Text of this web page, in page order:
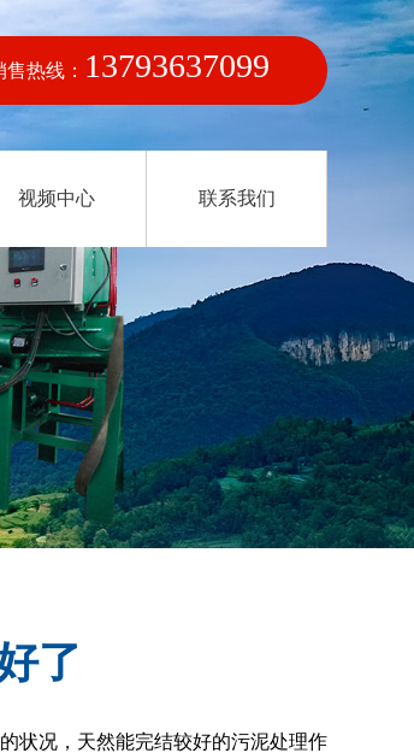
热线： 13793637099
视频中心 联系我们
了
状况，天然能完结较好的污泥处理作